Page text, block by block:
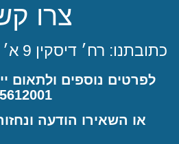
צרו
כתובתנו: רח׳ דיסקין 9 א׳ (קומה 6) ירושלים
5612001
או השאירו הודעה